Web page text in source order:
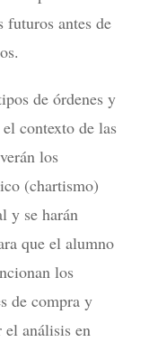
antes de
de órdenes y
contexto de las
los
(chartismo)
y se harán
que el alumno
los
de compra y
el análisis en